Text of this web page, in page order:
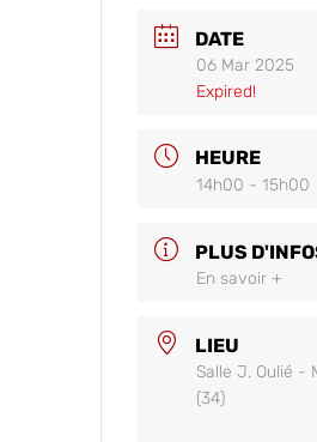
DATE
06 Mar 2025
Expired!
HEURE
14h00 - 15h00
PLUS
En savoir +
LIEU
Salle J. Oulié -
(34)